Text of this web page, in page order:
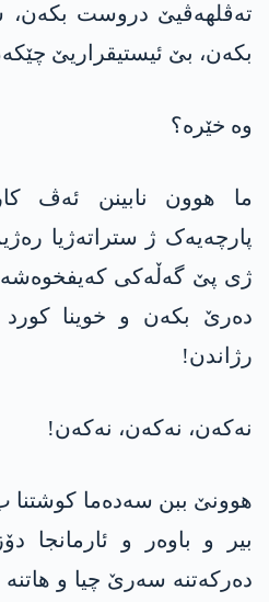
تەڤلھەڤیێ دروست
بکەن، بێ ئیستیقراریێ
وە خێرە؟
ما ھوون نابینن ئەڤ
پارچەیەک ژ ستراتەژیا
ژی پێ گەڵەکی
دەرێ بکەن و خوینا
رژاندن!
نەکەن، نەکەن، نەکەن!
ھوونێ ببن سەدەما
بیر و باوەر و ئارمانجا
دەرکەتنە سەرێ چیا و